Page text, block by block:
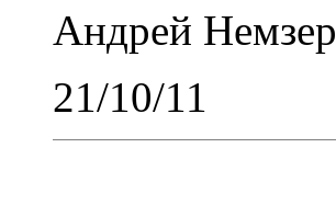
Андрей Немзер
21/10/11